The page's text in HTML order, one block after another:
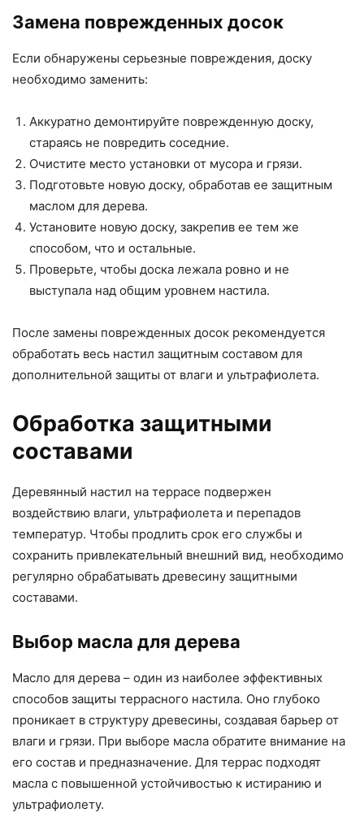
Замена поврежденных досок
Если обнаружены серьезные повреждения, доску
необходимо заменить:
Аккуратно демонтируйте поврежденную доску,
стараясь не повредить соседние.
Очистите место установки от мусора и грязи.
Подготовьте новую доску, обработав ее защитным
маслом для дерева.
Установите новую доску, закрепив ее тем же
способом, что и остальные.
Проверьте, чтобы доска лежала ровно и не
выступала над общим уровнем настила.
После замены поврежденных досок рекомендуется
обработать весь настил защитным составом для
дополнительной защиты от влаги и ультрафиолета.
Обработка защитными
составами
Деревянный настил на террасе подвержен
воздействию влаги, ультрафиолета и перепадов
температур. Чтобы продлить срок его службы и
сохранить привлекательный внешний вид, необходимо
регулярно обрабатывать древесину защитными
составами.
Выбор масла для дерева
Масло для дерева – один из наиболее эффективных
способов защиты террасного настила. Оно глубоко
проникает в структуру древесины, создавая барьер от
влаги и грязи. При выборе масла обратите внимание на
его состав и предназначение. Для террас подходят
масла с повышенной устойчивостью к истиранию и
ультрафиолету.